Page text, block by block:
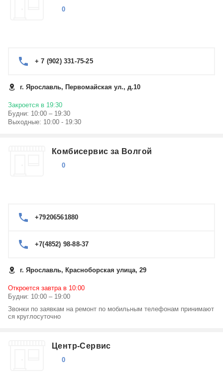
Ярославле
Ремонт мониторов Sony в Ярославле
Ремонт планшетов Sony в Ярославле
Ремонт сотовых, мобильных телефонов Sony в
Ярославле
Ремонт игровых приставок Sony в Ярославле
Ремонт усилителей и ресиверов Sony в Ярославле
Ремонт музыкальных центров Sony в Ярославле
Показать еще
0
+ 7 (902) 331-75-25
г. Ярославль, Первомайская ул., д.10
Закроется в 19:30
Будни: 10:00 – 19:30
Выходные: 10:00 - 19:30
Комбисервис за Волгой
0
+79206561880
+7(4852) 98-88-37
г. Ярославль, Красноборская улица, 29
Откроется завтра в 10:00
Будни: 10:00 – 19:00
Звонки по заявкам на ремонт по мобильным телефонам принимают
ся круглосуточно
Центр-Сервис
0